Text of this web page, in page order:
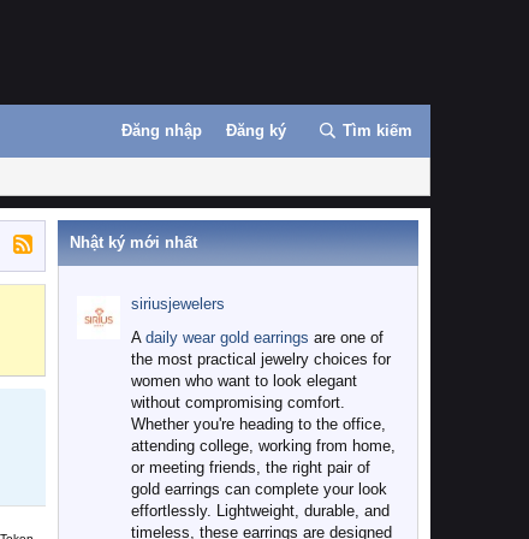
Đăng nhập Đăng ký Tìm kiếm
Nhật ký mới nhất
siriusjewelers
A daily wear gold earrings are one of
the most practical jewelry choices for
women who want to look elegant
without compromising comfort.
Whether you're heading to the office,
attending college, working from home,
or meeting friends, the right pair of
gold earrings can complete your look
effortlessly. Lightweight, durable, and
timeless, these earrings are designed